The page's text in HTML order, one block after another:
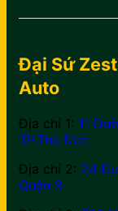
Đại Sứ
Auto
Địa chỉ 1: 11
TP.Thủ Đức
Địa chỉ 2: 24
Quận 9